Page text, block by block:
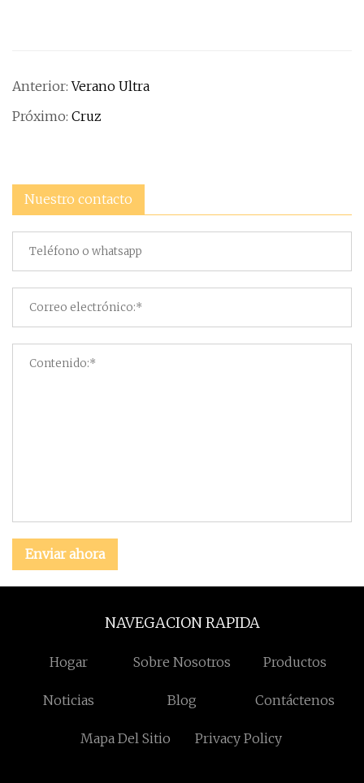
Anterior:Verano Ultra
Próximo: Cruz
Nuestro contacto
Enviar ahora
NAVEGACION RAPIDA
Hogar Sobre Nosotros Productos
Noticias Blog Contáctenos
Mapa Del Sitio Privacy Policy